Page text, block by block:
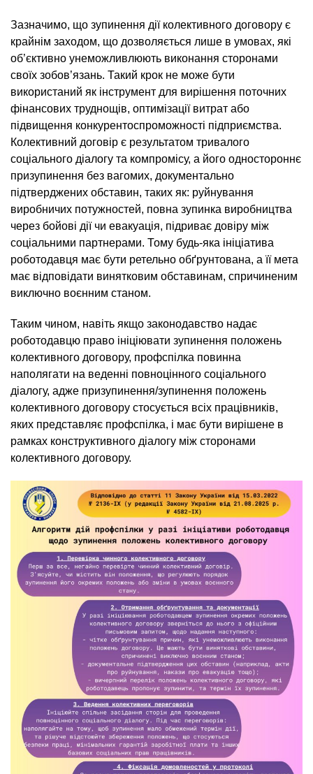
Зазначимо, що зупинення дії колективного договору є
крайнім заходом, що дозволяється лише в умовах, які
об’єктивно унеможливлюють виконання сторонами
своїх зобов’язань. Такий крок не може бути
використаний як інструмент для вирішення поточних
фінансових труднощів, оптимізації витрат або
підвищення конкурентоспроможності підприємства.
Колективний договір є результатом тривалого
соціального діалогу та компромісу, а його одностороннє
призупинення без вагомих, документально
підтверджених обставин, таких як: руйнування
виробничих потужностей, повна зупинка виробництва
через бойові дії чи евакуація, підриває довіру між
соціальними партнерами. Тому будь-яка ініціатива
роботодавця має бути ретельно обґрунтована, а її мета
має відповідати винятковим обставинам, спричиненим
виключно воєнним станом.
Таким чином, навіть якщо законодавство надає
роботодавцю право ініціювати зупинення положень
колективного договору, профспілка повинна
наполягати на веденні повноцінного соціального
діалогу, адже призупинення/зупинення положень
колективного договору стосується всіх працівників,
яких представляє профспілка, і має бути вирішене в
рамках конструктивного діалогу між сторонами
колективного договору.